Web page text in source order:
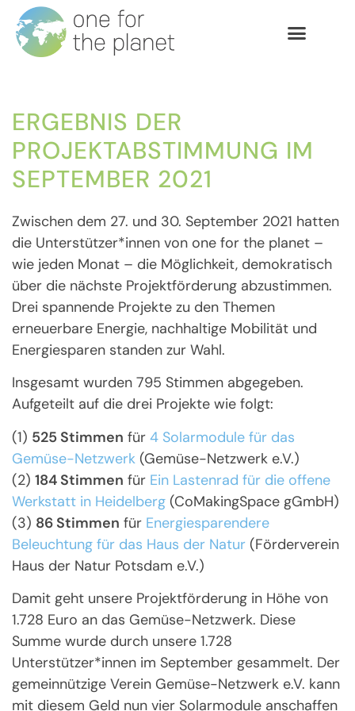
ERGEBNIS DER
PROJEKTABSTIMMUNG IM
SEPTEMBER 2021
Zwischen dem 27. und 30. September 2021 hatten
die Unterstützer*innen von one for the planet –
wie jeden Monat – die Möglichkeit, demokratisch
über die nächste Projektförderung abzustimmen.
Drei spannende Projekte zu den Themen
erneuerbare Energie, nachhaltige Mobilität und
Energiesparen standen zur Wahl.
Insgesamt wurden 795 Stimmen abgegeben.
Aufgeteilt auf die drei Projekte wie folgt:
(1) 525 Stimmen für 4 Solarmodule für das
Gemüse-Netzwerk (Gemüse-Netzwerk e.V.)
(2) 184 Stimmen für Ein Lastenrad für die offene
Werkstatt in Heidelberg (CoMakingSpace gGmbH)
(3) 86 Stimmen für Energiesparendere
Beleuchtung für das Haus der Natur (Förderverein
Haus der Natur Potsdam e.V.)
Damit geht unsere Projektförderung in Höhe von
1.728 Euro an das Gemüse-Netzwerk. Diese
Summe wurde durch unsere 1.728
Unterstützer*innen im September gesammelt. Der
gemeinnützige Verein Gemüse-Netzwerk e.V. kann
mit diesem Geld nun vier Solarmodule anschaffen